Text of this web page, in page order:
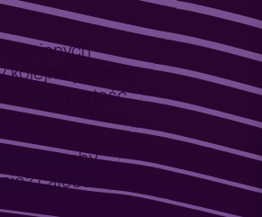
innych
kolejne projekty
wartość
na potrzeby
całość